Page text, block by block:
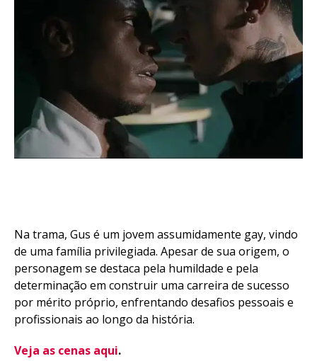
Na trama, Gus é um jovem assumidamente gay, vindo
de uma família privilegiada. Apesar de sua origem, o
personagem se destaca pela humildade e pela
determinação em construir uma carreira de sucesso
por mérito próprio, enfrentando desafios pessoais e
profissionais ao longo da história.
Veja as cenas aqui.